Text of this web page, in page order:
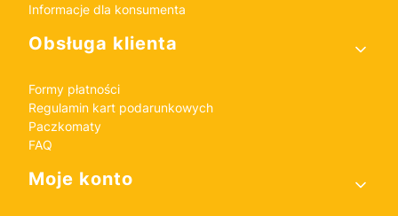
Informacje dla konsumenta
Obsługa klienta
Formy płatności
Regulamin kart podarunkowych
Paczkomaty
FAQ
Moje konto